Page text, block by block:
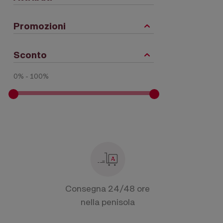
Promozioni
Sconto
0% - 100%
Consegna 24/48 ore
nella penisola